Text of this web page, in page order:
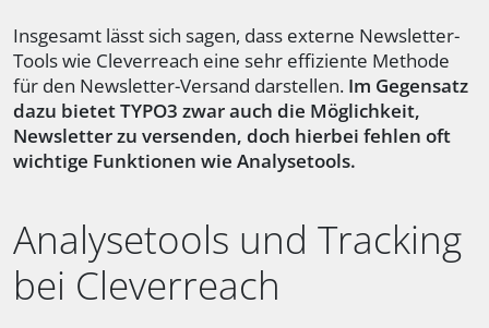
Insgesamt lässt sich sagen, dass externe Newsletter-
Tools wie Cleverreach eine sehr effiziente Methode
für den Newsletter-Versand darstellen. Im Gegensatz
dazu bietet TYPO3 zwar auch die Möglichkeit,
Newsletter zu versenden, doch hierbei fehlen oft
wichtige Funktionen wie Analysetools.
Analysetools und Tracking
bei Cleverreach